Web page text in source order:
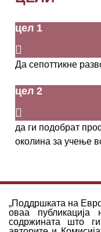
цел 1
Да сепоттикне
цел 2
да ги подобрат
околина за учење
„Поддршката на
оваа публикација
содржината што